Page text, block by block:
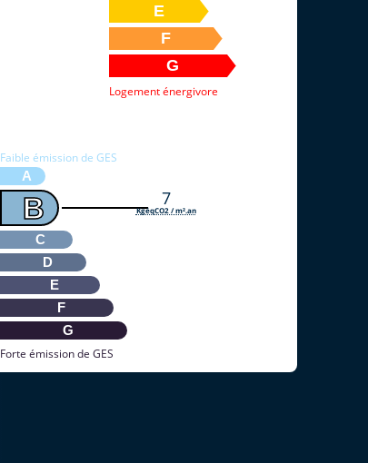
E
F
G
Logement énergivore
Faible émission de GES
A
B
C
D
E
F
G
Forte émission de GES
7
KgéqCO2 / m².an